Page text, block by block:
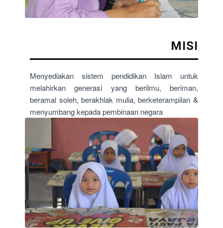
MISI
Menyediakan sistem pendidikan Islam untuk
melahirkan generasi yang berilmu, beriman,
beramal soleh, berakhlak mulia, berketerampilan &
menyumbang kepada pembinaan negara